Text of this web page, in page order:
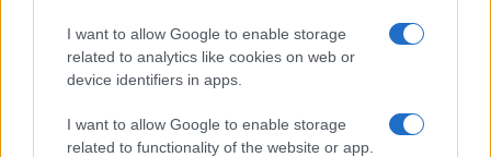
I want to allow Google to enable storage
related to analytics like cookies on web or
device identifiers in apps.
I want to allow Google to enable storage
related to functionality of the website or app.